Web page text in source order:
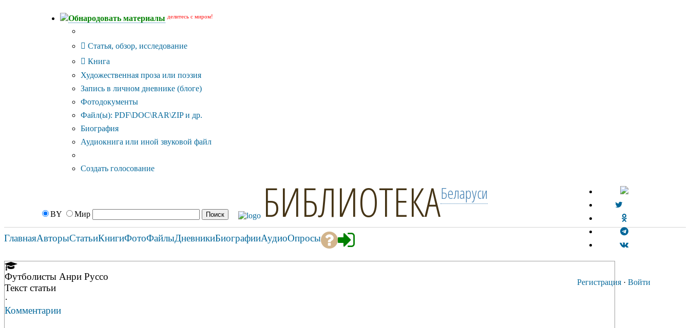
Обнародовать материалы делитесь с миром!
Статья, обзор, исследование
Книга
Художественная проза или поэзия
Запись в личном дневнике (блоге)
Фотодокументы
Файл(ы): PDF\DOC\RAR\ZIP и др.
Биография
Аудиокнига или иной звуковой файл
Создать голосование
BY Мир БИБЛИОТЕКАБеларуси
Регистрация · Войти
ГлавнаяАвторыСтатьиКнигиФотоФайлыДневникиБиографииАудиоОпросы
Футболисты Анри Руссо
Текст статьи
·
Комментарии